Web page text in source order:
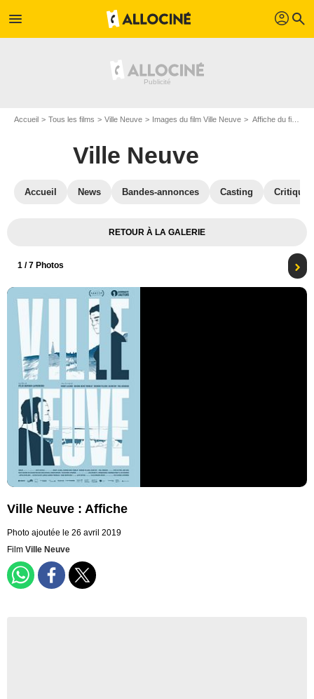
menu profil search
Accueil Tous les films Ville Neuve Images du film Ville Neuve Affiche du film Ville Neuve - Photo 1
Ville Neuve
Accueil News Bandes-annonces Casting
RETOUR À LA GALERIE
1 / 7 Photos
Ville Neuve : Affiche
Photo ajoutée le 26 avril 2019
Film Ville Neuve